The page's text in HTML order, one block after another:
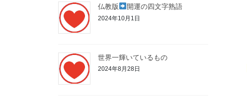
仏教版 開運の四文字熟語
2024年10月1日
世界一輝いているもの
2024年8月28日